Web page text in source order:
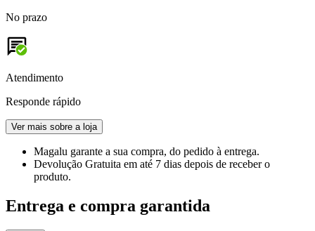
No prazo
Atendimento
Responde rápido
Ver mais sobre a loja
Magalu garante a sua compra, do pedido à entrega.
Devolução Gratuita em até 7 dias depois de receber o
produto.
Entrega e compra garantida